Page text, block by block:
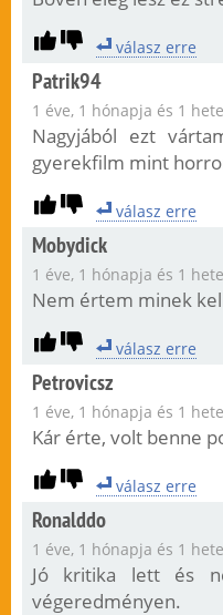
válasz erre
Patrik94
1 éve, 1 hónapja és 1 hete
Nagyjából ezt
gyerekfilm mint
válasz erre
Mobydick
1 éve, 1 hónapja és 1 hete
Nem értem minek
válasz erre
Petrovicsz
1 éve, 1 hónapja és 1 hete
Kár érte, volt benne
válasz erre
Ronalddo
1 éve, 1 hónapja és 1 hete
Jó kritika lett és
végeredményen.